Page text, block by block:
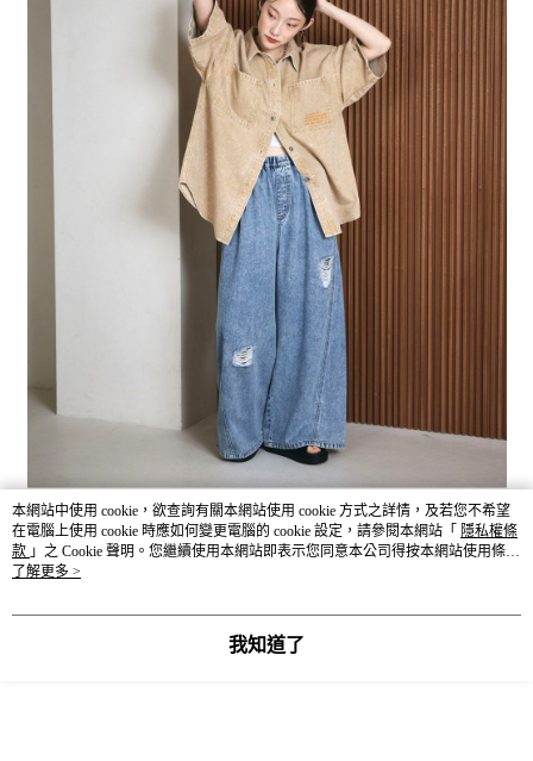
本網站中使用 cookie，欲查詢有關本網站使用 cookie 方式之詳情，及若您不希望
在電腦上使用 cookie 時應如何變更電腦的 cookie 設定，請參閱本網站「 隱私權條
款 」之 Cookie 聲明。您繼續使用本網站即表示您同意本公司得按本網站使用條款
之 Cookie 聲明使用 cookie。
了解更多 >
我知道了